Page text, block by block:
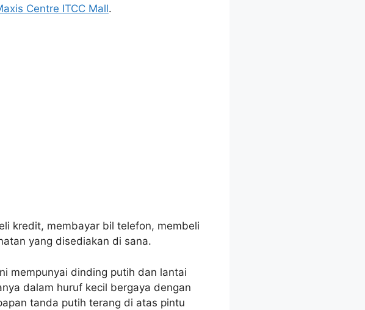
Centre ITCC Mall.
kredit, membayar bil telefon, membeli
yang disediakan di sana.